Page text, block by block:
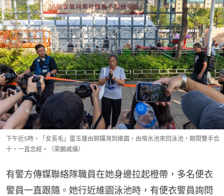
下午近5時，「女長毛」雷玉蓮由銅鑼灣到維園，由噴水池來回泳池，期間雙手合
十，一直念經。（梁鵬威攝）
有警方傳媒聯絡隊職員在她身邊拉起橙帶，多名便衣
警員一直跟隨。她行近維園泳池時，有便衣警員詢問